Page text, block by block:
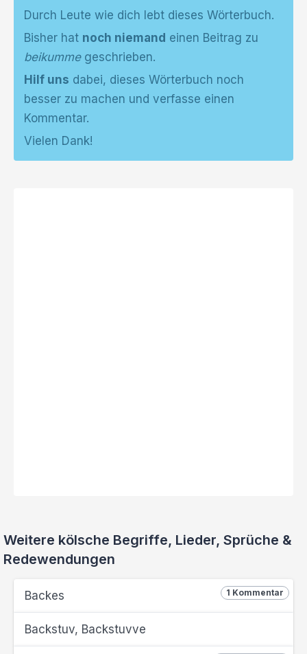
Durch Leute wie dich lebt dieses Wörterbuch.
Bisher hat noch niemand einen Beitrag zu
beikummegeschrieben.
Hilf uns dabei, dieses Wörterbuch noch
besser zu machen und verfasse einen
Kommentar.
Vielen Dank!
Weitere kölsche Begriffe, Lieder, Sprüche &
Redewendungen
1 Kommentar
Backes
Backstuv, Backstuvve